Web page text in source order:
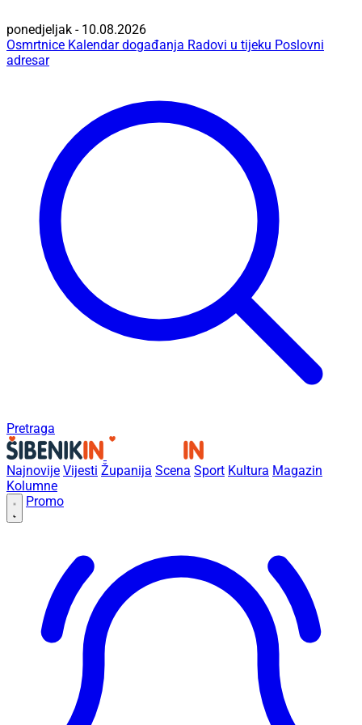
ponedjeljak - 10.08.2026
Osmrtnice Kalendar događanja Radovi u tijeku Poslovni
adresar
Pretraga
Najnovije Vijesti Županija Scena Sport Kultura Magazin
Kolumne
Promo